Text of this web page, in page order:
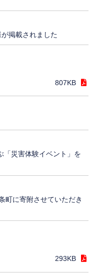
掲載されました
807KB
「災害体験イベント」を
町に寄附させていただき
293KB